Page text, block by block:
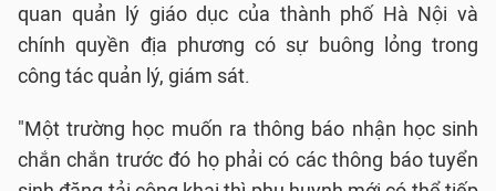
quan quản lý giáo dục của thành phố Hà Nội và
chính quyền địa phương có sự buông lỏng trong
công tác quản lý, giám sát.
"Một trường học muốn ra thông báo nhận học sinh
chắn chắn trước đó họ phải có các thông báo tuyển